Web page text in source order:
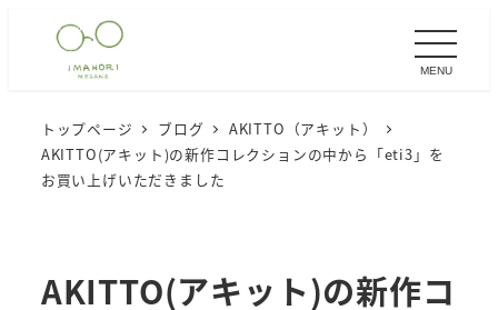
MENU
トップページ ブログ
AKITTO（アキット）
AKITTO(アキット)の新作コレクションの中から「eti3」を
お買い上げいただきました
AKITTO(アキット)の新作コ